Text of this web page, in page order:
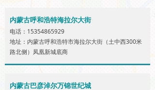
内蒙古呼和浩特海拉尔大街
电话：15354865929
地址：内蒙古呼和浩特市海拉尔大街（土中西300米
路北侧）凤凰新城底商
内蒙古巴彦淖尔万锦世纪城